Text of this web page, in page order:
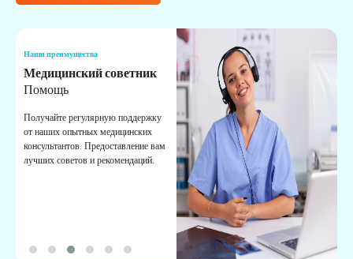
Наши преимущества
Медицинский советник
Помощь
Получайте регулярную поддержку
от наших опытных медицинских
консультантов. Предоставление вам
лучших советов и рекомендаций.